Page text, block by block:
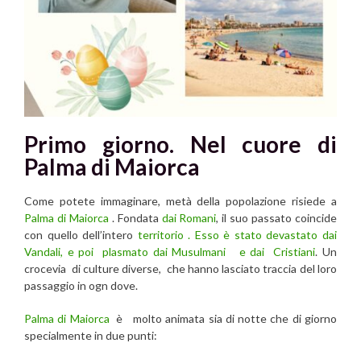
Primo giorno. Nel cuore di
Palma di Maiorca
Come potete immaginare, metà della popolazione risiede a
Palma di Maiorca . Fondata dai Romani, il suo passato coincide
con quello dell’intero territorio . Esso è stato devastato dai
Vandali, e poi plasmato dai Musulmani e dai Cristiani. Un
crocevia di culture diverse, che hanno lasciato traccia del loro
passaggio in ogn dove.
Palma di Maiorca è molto animata sia di notte che di giorno
specialmente in due punti: